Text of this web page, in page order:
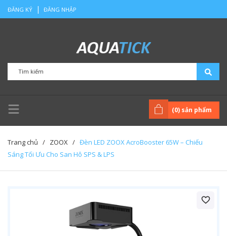
ĐĂNG KÝ | ĐĂNG NHẬP
(0) sản phẩm
Trang chủ / ZOOX / Đèn LED ZOOX AcroBooster 65W – Chiếu
Sáng Tối Ưu Cho San Hô SPS & LPS